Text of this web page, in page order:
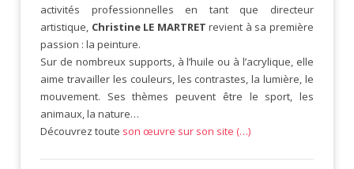
activités professionnelles en tant que directeur
artistique, Christine LE MARTRET revient à sa première
passion : la peinture.
Sur de nombreux supports, à l’huile ou à l’acrylique, elle
aime travailler les couleurs, les contrastes, la lumière, le
mouvement. Ses thèmes peuvent être le sport, les
animaux, la nature…
Découvrez toute son œuvre sur son site (…)